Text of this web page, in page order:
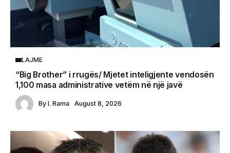
LAJME
“Big Brother” i rrugës/ Mjetet inteligjente vendosën
1,100 masa administrative vetëm në një javë
By I. Rama August 8, 2026